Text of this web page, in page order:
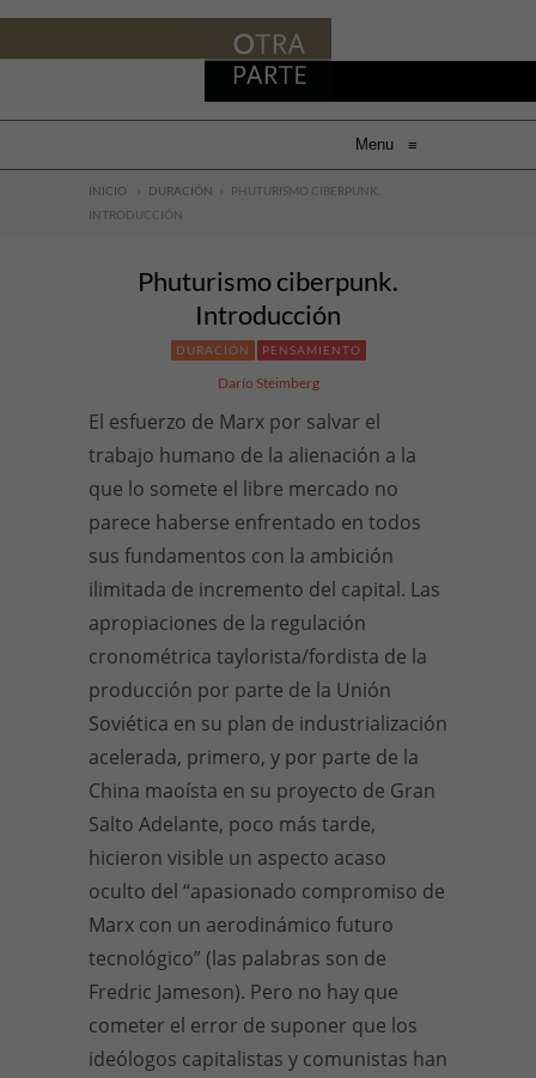
Menu ≡
INICIO » DURACIÓN » PHUTURISMO CIBERPUNK.
INTRODUCCIÓN
Phuturismo ciberpunk.
Introducción
DURACIÓN PENSAMIENTO
Darío Steimberg
El esfuerzo de Marx por salvar el
trabajo humano de la alienación a la
que lo somete el libre mercado no
parece haberse enfrentado en todos
sus fundamentos con la ambición
ilimitada de incremento del capital. Las
apropiaciones de la regulación
cronométrica taylorista/fordista de la
producción por parte de la Unión
Soviética en su plan de industrialización
acelerada, primero, y por parte de la
China maoísta en su proyecto de Gran
Salto Adelante, poco más tarde,
hicieron visible un aspecto acaso
oculto del “apasionado compromiso de
Marx con un aerodinámico futuro
tecnológico” (las palabras son de
Fredric Jameson). Pero no hay que
cometer el error de suponer que los
ideólogos capitalistas y comunistas han